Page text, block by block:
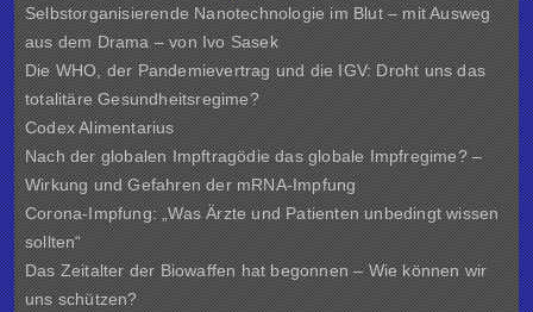
Selbstorganisierende Nanotechnologie im Blut – mit Ausweg
aus dem Drama – von Ivo Sasek
Die WHO, der Pandemievertrag und die IGV: Droht uns das
totalitäre Gesundheitsregime?
Codex Alimentarius
Nach der globalen Impftragödie das globale Impfregime? –
Wirkung und Gefahren der mRNA-Impfung
Corona-Impfung: „Was Ärzte und Patienten unbedingt wissen
sollten“
Das Zeitalter der Biowaffen hat begonnen – Wie können wir
uns schützen?